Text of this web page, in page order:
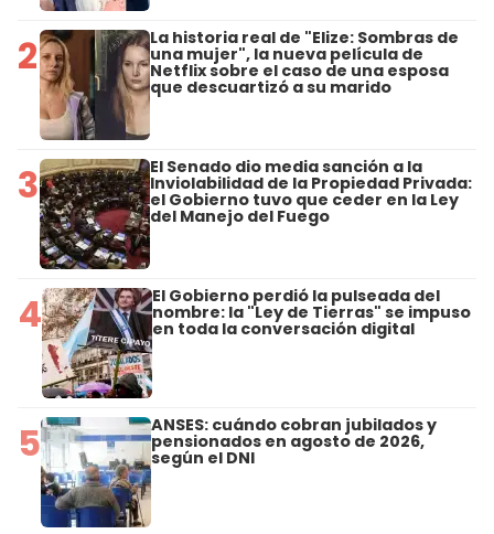
2 La historia real de "Elize: Sombras de
una mujer", la nueva película de
Netflix sobre el caso de una esposa
que descuartizó a su marido
3 El Senado dio media sanción a la
Inviolabilidad de la Propiedad Privada:
el Gobierno tuvo que ceder en la Ley
del Manejo del Fuego
4 El Gobierno perdió la pulseada del
nombre: la "Ley de Tierras" se impuso
en toda la conversación digital
5 ANSES: cuándo cobran jubilados y
pensionados en agosto de 2026,
según el DNI